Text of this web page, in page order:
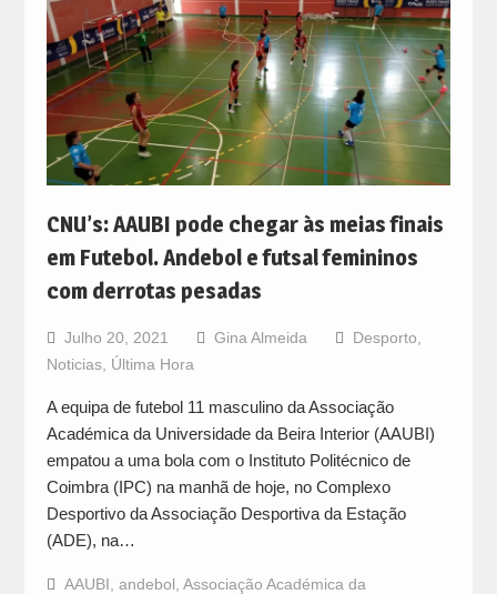
CNU’s: AAUBI pode chegar às meias finais
em Futebol. Andebol e futsal femininos
com derrotas pesadas
Julho 20, 2021 Gina Almeida Desporto
Noticias, Última Hora
A equipa de futebol 11 masculino da Associação
Académica da Universidade da Beira Interior (AAUBI)
empatou a uma bola com o Instituto Politécnico de
Coimbra (IPC) na manhã de hoje, no Complexo
Desportivo da Associação Desportiva da Estação
(ADE), na…
AAUBI andebol Associação Académica da